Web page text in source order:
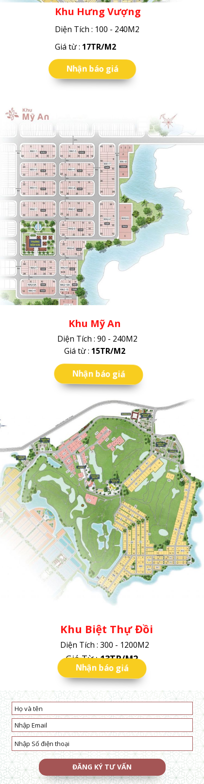
Khu Hưng Vượng
Diện Tích : 100 - 240M2
Giá từ : 17TR/M2
Nhận báo giá
Giá từ : 15TR/M2
Khu Mỹ An
Diện Tích : 90 - 240M2
Nhận báo giá
Khu Biệt Thự Đồi
Diện Tích : 300 - 1200M2
Giá Từ :13TR/M2
Nhận báo giá
* Đăng ký nhận tin từ Sunwah Pearl
ĐĂNG KÝ TƯ VẤN